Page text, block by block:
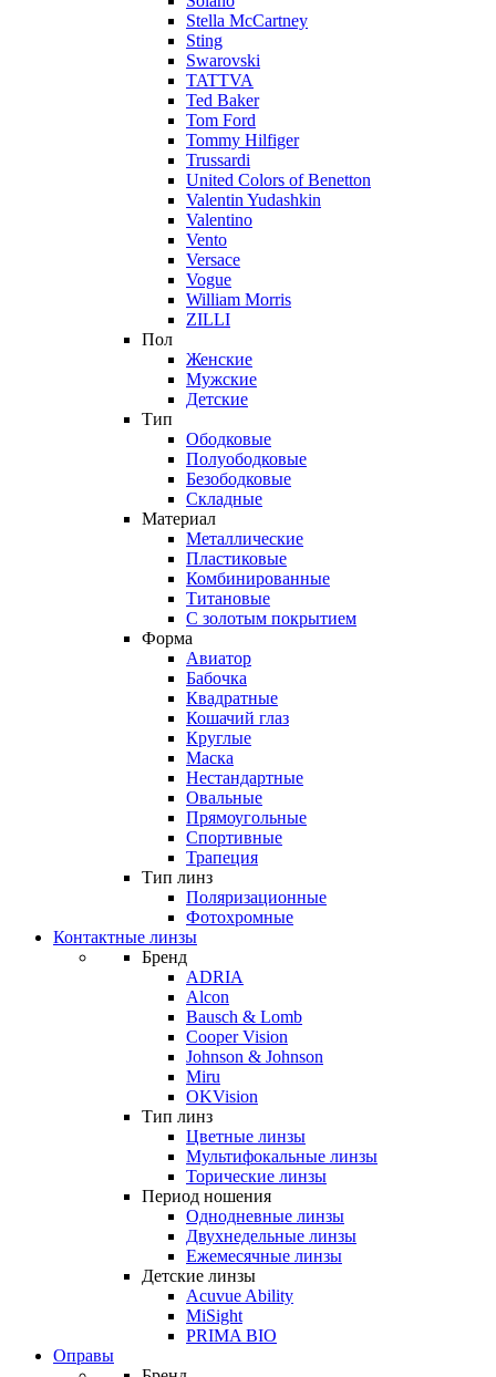
Stella McCartney
Sting
Swarovski
TATTVA
Ted Baker
Tom Ford
Tommy Hilfiger
Trussardi
United Colors of Benetton
Valentin Yudashkin
Valentino
Vento
Versace
Vogue
William Morris
ZILLI
Пол
Женские
Мужские
Детские
Тип
Ободковые
Полуободковые
Безободковые
Складные
Материал
Металлические
Пластиковые
Комбинированные
Титановые
С золотым покрытием
Форма
Авиатор
Бабочка
Квадратные
Кошачий глаз
Круглые
Маска
Нестандартные
Овальные
Прямоугольные
Спортивные
Трапеция
Тип линз
Поляризационные
Фотохромные
Контактные линзы
Бренд
ADRIA
Alcon
Bausch & Lomb
Cooper Vision
Johnson & Johnson
Miru
OKVision
Тип линз
Цветные линзы
Мультифокальные линзы
Торические линзы
Период ношения
Однодневные линзы
Двухнедельные линзы
Ежемесячные линзы
Детские линзы
Acuvue Ability
MiSight
PRIMA BIO
Оправы